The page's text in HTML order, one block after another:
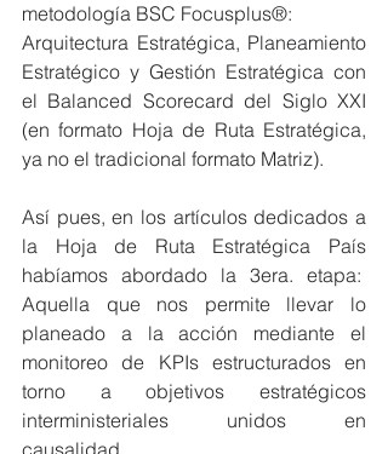
metodología BSC Focusplus®:
Arquitectura Estratégica, Planeamiento
Estratégico y Gestión Estratégica con
el Balanced Scorecard del Siglo XXI
(en formato Hoja de Ruta Estratégica,
ya no el tradicional formato Matriz).
Así pues, en los artículos dedicados a
la Hoja de Ruta Estratégica País
habíamos abordado la 3era. etapa:
Aquella que nos permite llevar lo
planeado a la acción mediante el
monitoreo de KPIs estructurados en
torno a objetivos estratégicos
interministeriales unidos en
causalidad.